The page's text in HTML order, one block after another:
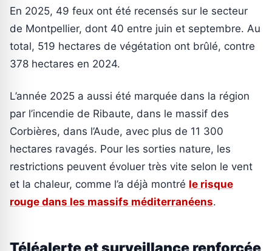
En 2025, 49 feux ont été recensés sur le secteur
de Montpellier, dont 40 entre juin et septembre. Au
total, 519 hectares de végétation ont brûlé, contre
378 hectares en 2024.
L’année 2025 a aussi été marquée dans la région
par l’incendie de Ribaute, dans le massif des
Corbières, dans l’Aude, avec plus de 11 300
hectares ravagés. Pour les sorties nature, les
restrictions peuvent évoluer très vite selon le vent
et la chaleur, comme l’a déjà montré le risque
rouge dans les massifs méditerranéens.